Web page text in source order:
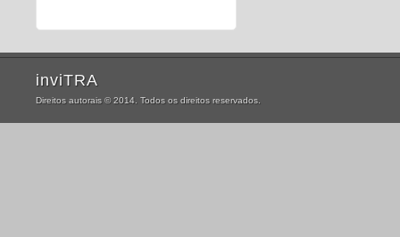
inviTRA
Direitos autorais © 2014. Todos os direitos reservados.